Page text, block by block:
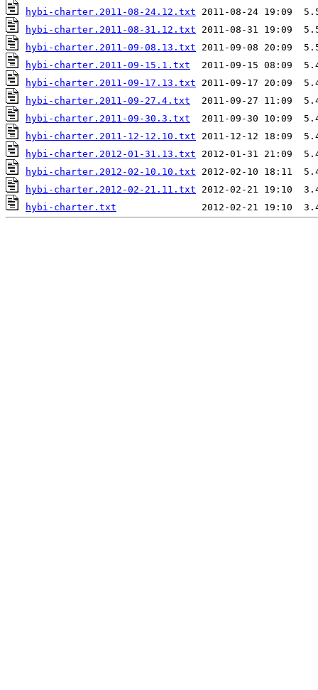
hybi-charter.2011-08-24.12.txt
hybi-charter.2011-08-31.12.txt
hybi-charter.2011-09-08.13.txt
hybi-charter.2011-09-15.1.txt
hybi-charter.2011-09-17.13.txt
hybi-charter.2011-09-27.4.txt
hybi-charter.2011-09-30.3.txt
hybi-charter.2011-12-12.10.txt
hybi-charter.2012-01-31.13.txt
hybi-charter.2012-02-10.10.txt
hybi-charter.2012-02-21.11.txt
hybi-charter.txt